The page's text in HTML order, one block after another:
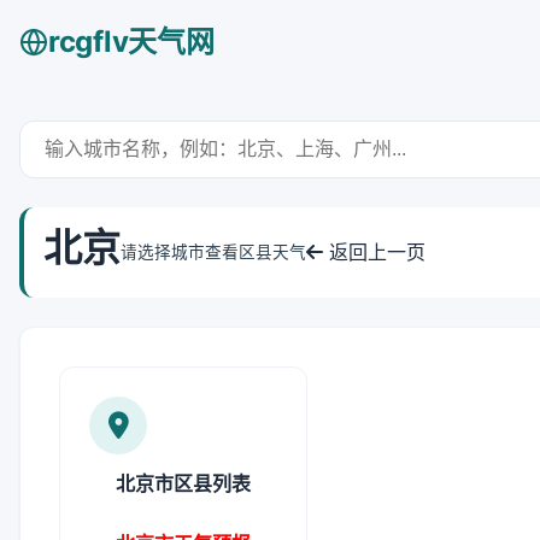
rcgflv天气网
北京请选择城市查看区县天气 返回上一页
北京市区县列表